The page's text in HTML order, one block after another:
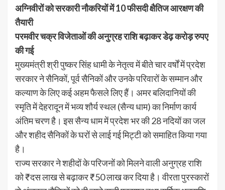
अग्निवीरों को सरकारी नौकरियों में 10 फीसदी क्षैतिज आरक्षण की
तैयारी
परमवीर चक्र विजेताओं की अनुग्रह राशि बढ़ाकर डेढ़ करोड़ रुपए
की गई
मुख्यमंत्री श्री पुष्कर सिंह धामी के नेतृत्व में बीते चार वर्षों में प्रदेश
सरकार ने सैनिकों, पूर्व सैनिकों और उनके परिवारों के सम्मान और
कल्याण के लिए कई अहम फैसले लिए हैं। अमर बलिदानियों की
स्मृति में देहरादून में भव्य शौर्य स्थल (सैन्य धाम) का निर्माण कार्य
अंतिम चरण है। इस सैन्य धाम में प्रदेश भर की 28 नदियों का जल
और शहीद सैनिकों के घरों से लाई गई मिट्टी को समाहित किया गया
है।
राज्य सरकार ने शहीदों के परिजनों को मिलने वाली अनुग्रह राशि
को ₹दस लाख से बढ़ाकर ₹50 लाख कर दिया है। वीरता पुरस्कारों